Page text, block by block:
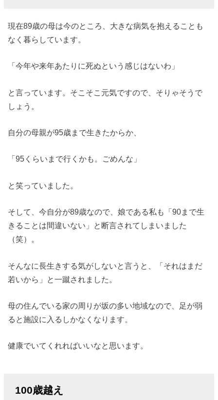
現在89歳の母は今のところ、大きな病気を抱えることも
なく暮らしています。
「今年や来年あたりに死ぬという感じはないわ」
と言っています。そこそこ元気ですので、そりゃそうで
しょう。
自分の母親が95歳まで生きたからか、
「95くらいまで行くかも。ごめんな」
と笑っていました。
そして、今自分が89歳なので、娘である私も「90まで生
きることは間違いない」と断言されてしまいました
（笑）。
そんなに長生きする気がしないと言うと、「それはまだ
若いから」と一蹴されました。
母の住んでいる家の周りが坂の多い地域なので、足が弱
ると施設に入るしかなくなります。
健康でいてくれればいいなと思います。
100歳越え